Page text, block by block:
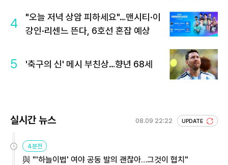
4
"오늘 저녁 상암 피하세요"…맨시티·이
강인·리센느 뜬다, 6호선 혼잡 예상
5 '축구의 신' 메시 부친상…향년 68세
실시간 뉴스 08.09 22:22 UPDATE
4분전
與 "'하늘이법' 여야 공동 발의 괜찮아…그것이 협치"